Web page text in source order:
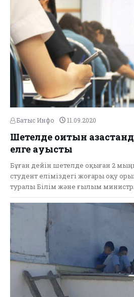
Батыс Инфо 11.09.2020
Шетелде оқитын
елге ауысты
Бұған дейін шетелде оқыған 2
студент еліміздегі жоғары оқу
туралы Білім және ғылым